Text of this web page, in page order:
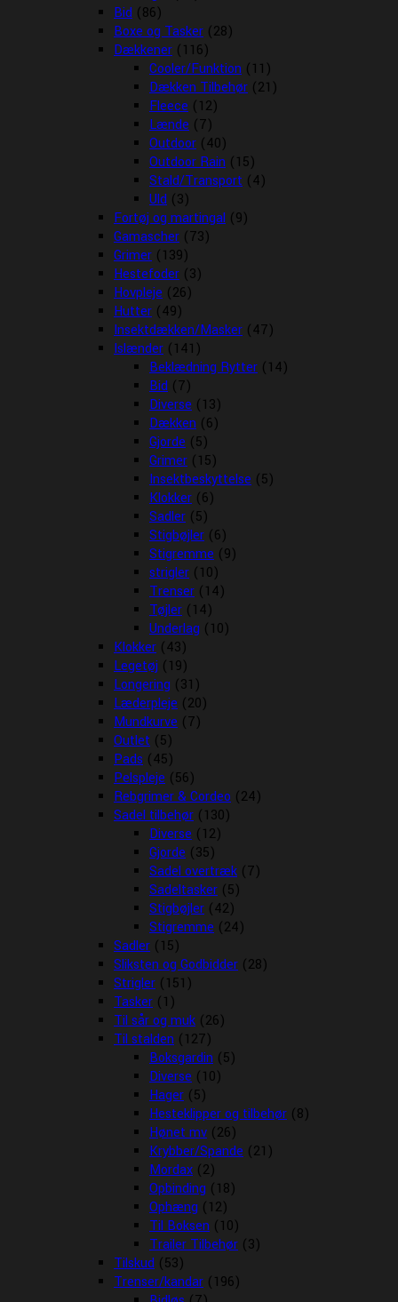
Bid (86)
Boxe og Tasker (28)
Dækkener (116)
Cooler/Funktion (11)
Dækken Tilbehør (21)
Fleece (12)
Lænde (7)
Outdoor (40)
Outdoor Rain (15)
Stald/Transport (4)
Uld (3)
Fortøj og martingal (9)
Gamascher (73)
Grimer (139)
Hestefoder (3)
Hovpleje (26)
Hutter (49)
Insektdækken/Masker (47)
Islænder (141)
Beklædning Rytter (14)
Bid (7)
Diverse (13)
Dækken (6)
Gjorde (5)
Grimer (15)
Insektbeskyttelse (5)
Klokker (6)
Sadler (5)
Stigbøjler (6)
Stigremme (9)
strigler (10)
Trenser (14)
Tøjler (14)
Underlag (10)
Klokker (43)
Legetøj (19)
Longering (31)
Læderpleje (20)
Mundkurve (7)
Outlet (5)
Pads (45)
Pelspleje (56)
Rebgrimer & Cordeo (24)
Sadel tilbehør (130)
Diverse (12)
Gjorde (35)
Sadel overtræk (7)
Sadeltasker (5)
Stigbøjler (42)
Stigremme (24)
Sadler (15)
Sliksten og Godbidder (28)
Strigler (151)
Tasker (1)
Til sår og muk (26)
Til stalden (127)
Boksgardin (5)
Diverse (10)
Hager (5)
Hesteklipper og tilbehør (8)
Hønet mv (26)
Krybber/Spande (21)
Mordax (2)
Opbinding (18)
Ophæng (12)
Til Boksen (10)
Trailer Tilbehør (3)
Tilskud (53)
Trenser/kandar (196)